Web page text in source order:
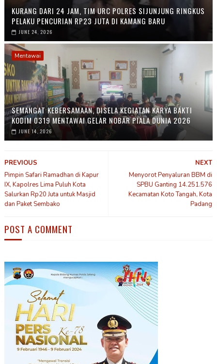
KURANG DARI 24 JAM, TIM URC POLRES SIJUNJUNG RINGKUS
PELAKU PENCURIAN RP23 JUTA DI KAMANG BARU
JUNE 24, 2026
Mentawai
SEMANGAT KEBERSAMAAN, DISELA KEGIATAN KARYA BAKTI
KODIM 0319 MENTAWAI GELAR NOBAR PIALA DUNIA 2026
JUNE 14, 2026
NEXT
Menyorot Penyaluran BBM di
SPBU Ganting 14.251.576
Kecamatan Koto Tangah, Kota
Padang
PREVIOUS
Pimpin Safari Ramadhan di Kapur
IX, Kapolres Lima Puluh Kota
Salurkan Rp20 Juta untuk Masjid
dan Paket Sembako
POST A COMMENT